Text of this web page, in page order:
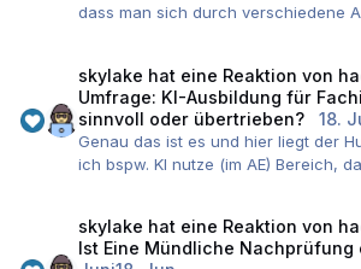
dass man sich durch verschiedene
musste sich also
außeinandersetzen.
Heute, bei LLM kopiert man den
eine Fehlermeldung fliegt, lässt man
LLM überprüfen, korrigieren und
technische Ebene teilweise extrem.
den beiden Themengebiete
fatal.
skylake hat eine Reaktion von
Umfrage: KI-Ausbildung für
sinnvoll oder übertrieben?
18.
Genau das ist es und hier liegt der
ich bspw. KI nutze (im AE) Bereich,
Designprinzipien usw.). Ein Anfänger
keine Ahnung und übernimmt den
skylake hat eine Reaktion von
Ist Eine Mündliche